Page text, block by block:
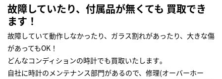
故障していたり、付属品が無くても 買取でき
ます！
故障していて動作しなかったり、ガラス割れがあったり、大きな傷
があってもOK！
どんなコンディションの時計でも買取いたします｡
自社に時計のメンテナンス部門があるので、修理(オーバーホー